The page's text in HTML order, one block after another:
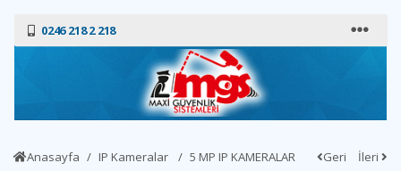
0246 218 2 218
Anasayfa IP Kameralar 5 MP IP KAMERALAR Geri İleri